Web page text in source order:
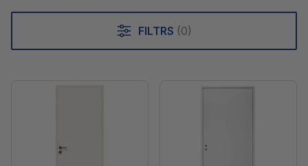
FILTRS (0)